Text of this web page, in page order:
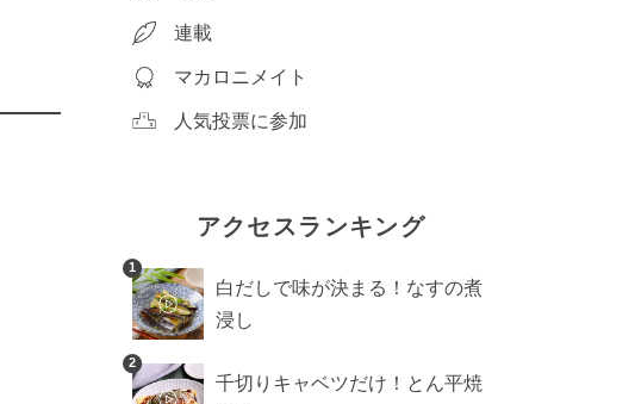
連載
マカロニメイト
人気投票に参加
アクセスランキング
1
白だしで味が決まる！なすの煮
浸し
2
千切りキャベツだけ！とん平焼